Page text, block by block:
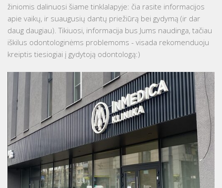
žiniomis dalinuosi šiame tinklalapyje: čia rasite informacijos
apie vaikų, ir suaugusių dantų priežiūrą bei gydymą (ir dar
daug daugiau). Tikiuosi, informacija bus Jums naudinga, tačiau
iškilus odontologinėms problemoms - visada rekomenduoju
kreiptis tiesiogiai į gydytoją odontologą:)